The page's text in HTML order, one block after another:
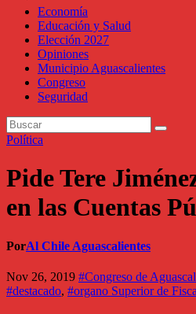
Economía
Educación y Salud
Elección 2027
Opiniones
Municipio Aguascalientes
Congreso
Seguridad
Política
Pide Tere
en las Cuentas
PorAl Chile Aguascalientes
Nov 26, 2019 #Congreso de
#destacado, #organo Superior de